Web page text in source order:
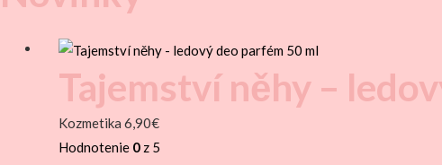
Tajemství něhy –
Kozmetika 6,90€
Hodnotenie 0 z 5